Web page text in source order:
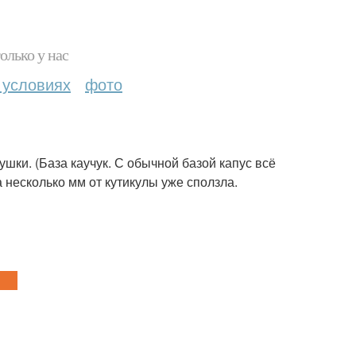
у нас
фото
(База каучук. С обычной базой капус всё
мм от кутикулы уже сползла.